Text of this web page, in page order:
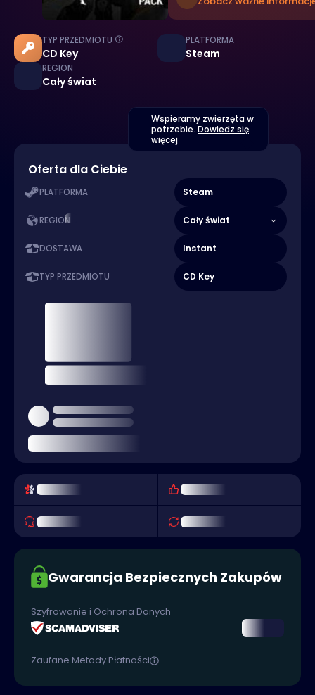
TYP PRZEDMIOTU
CD Key
PLATFORMA
Steam
REGION
Cały świat
Wspieramy zwierzęta w
potrzebie. Dowiedz się
więcej
Oferta dla Ciebie
PLATFORMA Steam
REGION Cały świat
DOSTAWA Instant
TYP PRZEDMIOTU CD Key
Gwarancja Bezpiecznych Zakupów
Szyfrowanie i Ochrona Danych
Zaufane Metody Płatności